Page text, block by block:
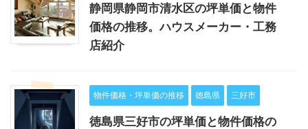
静岡県静岡市清水区の坪単価と物件
価格の推移。ハウスメーカー・工務
店紹介
物件価格・坪単価の推移 徳島県 三好市
徳島県三好市の坪単価と物件価格の